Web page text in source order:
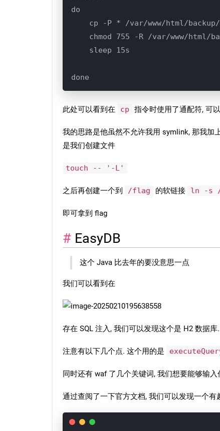
do
    cp -P * /var/www/html/backup/
chmod 755 -R /var/www/html/
    sleep 15s
done
此处可以看到在 cp 指令时使用了通配符, 可
我的思路是他虽然不允许我用 symlink, 那我加
是我们创建文件
touch -- '-L'
之后再创建一个到 /flag 的软链接 ln -s
即可拿到 flag
EasyDB
这个 Java 比去年的要没意思一点
我们可以看到在
存在 SQL 注入, 我们可以发现这个是 H2 数据库.
注意有以下几个点. 这个用的是
同时还有 waf 了几个关键词, 我们想要能够输入
通过查阅了一下官方文档, 我们可以发现一个有